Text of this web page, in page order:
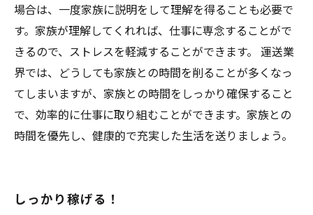
場合は、一度家族に説明をして理解を得ることも必要で
す。家族が理解してくれれば、仕事に専念することがで
きるので、ストレスを軽減することができます。 運送業
界では、どうしても家族との時間を削ることが多くなっ
てしまいますが、家族との時間をしっかり確保すること
で、効率的に仕事に取り組むことができます。家族との
時間を優先し、健康的で充実した生活を送りましょう。
しっかり稼げる！